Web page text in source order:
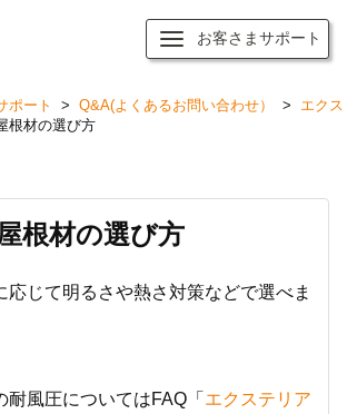
お客さまサポート
ポート > Q&A(よくあるお問い合わせ） >
エクス
根材の選び方
根材の選び方
応じて明るさや熱さ対策などで選べま
耐風圧についてはFAQ「 エクステリア